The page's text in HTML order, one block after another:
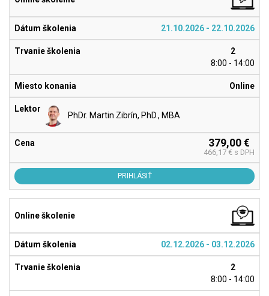
21.10.2026 - 22.10.2026
2
8:00 - 14:00
Online
PhDr. Martin Zibrín, PhD., MBA
379,00 €
466,17 € s DPH
PRIHLÁSIŤ
02.12.2026 - 03.12.2026
2
8:00 - 14:00